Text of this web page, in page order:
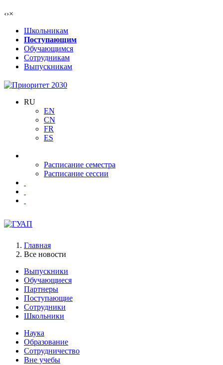
‹›×
Школьникам
Поступающим
Обучающимся
Сотрудникам
Выпускникам
RU
EN
CN
FR
ES
Расписание семестра
Расписание сессии
Главная
Все новости
Выпускники
Обучающиеся
Партнеры
Поступающие
Сотрудники
Школьники
Наука
Образование
Сотрудничество
Вне учебы